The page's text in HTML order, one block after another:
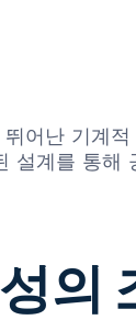
어난 기계
설계를 통해
의